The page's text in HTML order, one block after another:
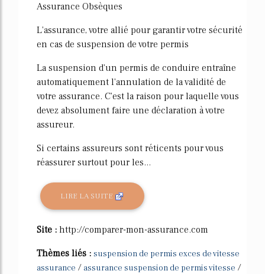
Assurance Obsèques
L'assurance, votre allié pour garantir votre sécurité
en cas de suspension de votre permis
La suspension d'un permis de conduire entraîne
automatiquement l'annulation de la validité de
votre assurance. C'est la raison pour laquelle vous
devez absolument faire une déclaration à votre
assureur.
Si certains assureurs sont réticents pour vous
réassurer surtout pour les...
LIRE LA SUITE
Site : http://comparer-mon-assurance.com
Thèmes liés : suspension de permis exces de vitesse
assurance / assurance suspension de permis vitesse /